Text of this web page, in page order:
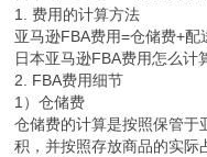
1. 费用的计算方法
亚马逊FBA费用=仓储费+配
日本亚马逊FBA费用怎么计
2. FBA费用细节
1）仓储费
仓储费的计算是按照保管于
积，并按照存放商品的实际